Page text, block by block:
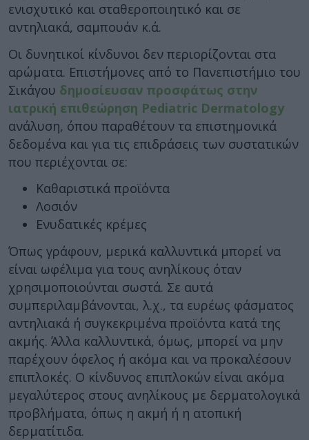
ενισχυτικό και σταθεροποιητικό και σε
αντηλιακά, σαμπουάν κ.ά.
Οι δυνητικοί κίνδυνοι δεν περιορίζονται στα
αρώματα. Επιστήμονες από το Πανεπιστήμιο του
Σικάγου δημοσίευσαν προσφάτως στην
ιατρική επιθεώρηση Pediatric Dermatology
ανάλυση, όπου παραθέτουν τα επιστημονικά
δεδομένα και για τις επιδράσεις των συστατικών
που περιέχονται σε:
Καθαριστικά προϊόντα
Λοσιόν
Ενυδατικές κρέμες
Όπως γράφουν, μερικά καλλυντικά μπορεί να
είναι ωφέλιμα για τους ανηλίκους όταν
χρησιμοποιούνται σωστά. Σε αυτά
συμπεριλαμβάνονται, λ.χ., τα ευρέως φάσματος
αντηλιακά ή συγκεκριμένα προϊόντα κατά της
ακμής. Άλλα καλλυντικά, όμως, μπορεί να μην
παρέχουν όφελος ή ακόμα και να προκαλέσουν
επιπλοκές. Ο κίνδυνος επιπλοκών είναι ακόμα
μεγαλύτερος στους ανηλίκους με δερματολογικά
προβλήματα, όπως η ακμή ή η ατοπική
δερματίτιδα.